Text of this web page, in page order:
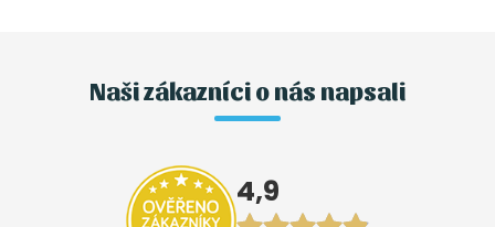
Naši zákazníci o nás napsali
4,9